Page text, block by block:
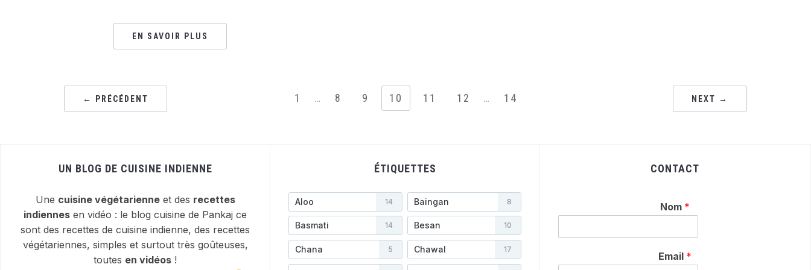
EN SAVOIR PLUS
← PRÉCÉDENT 1 … 8 9 10 11 12 … 14 NEXT →
UN BLOG DE CUISINE INDIENNE
Une cuisine végétarienneet des recettes
indiennes en vidéo : le blog cuisine de Pankaj ce
sont des recettes de cuisine indienne, des recettes
végétariennes, simples et surtout très goûteuses,
toutes en vidéos !
ÉTIQUETTES
Aloo 14 Baingan 8
Basmati 14 Besan 10
Chana 5 Chawal 17
CONTACT
Nom *
Email *